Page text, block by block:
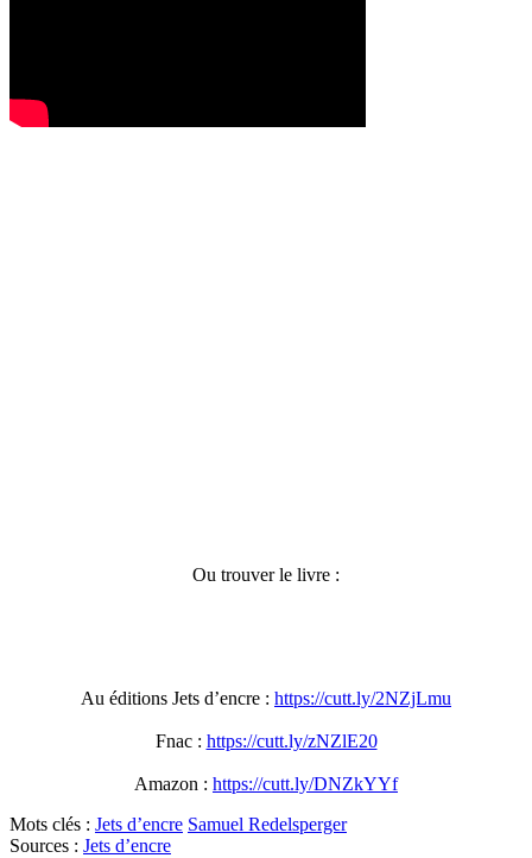
Ou trouver le livre :
Au éditions Jets d’encre : https://cutt.ly/2NZjLmu
Fnac : https://cutt.ly/zNZlE20
Amazon : https://cutt.ly/DNZkYYf
Mots clés : Jets d’encre Samuel Redelsperger
Sources : Jets d’encre